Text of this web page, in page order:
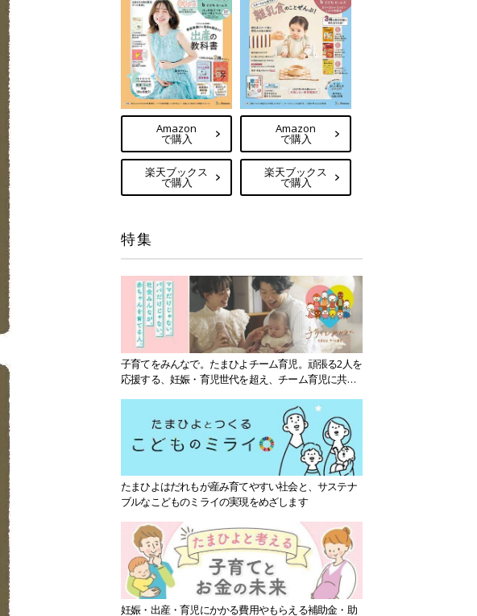
Amazon
で購入
楽天ブックス
で購入
Amazon
で購入
楽天ブックス
で購入
特集
子育てをみんなで。たまひよチーム育児。頑張る2人を
応援する、妊娠・育児世代を超え、チーム育児に共感
たまひよはだれもが産み育てやすい社会と、サステナ
ブルなこどものミライの実現をめざします
妊娠・出産・育児にかかる費用やもらえる補助金・助